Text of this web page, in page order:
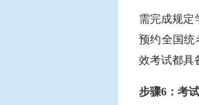
需完成规定
预约全国统
效考试都具
步骤6：考